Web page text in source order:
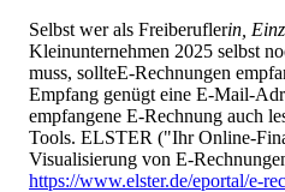
Selbst wer als Freiberuflerin,
Kleinunternehmen 2025 selbst
muss, sollteE-Rechnungen
Empfang genügt eine E-Mail-
empfangene E-Rechnung auch
Tools. ELSTER ("Ihr Online-
Visualisierung von E-
https://www.elster.de/eportal/e-